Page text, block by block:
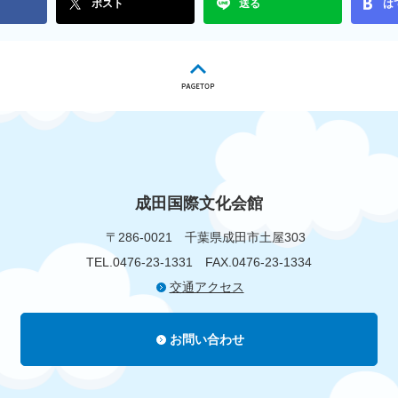
ポスト 送る は
成田国際文化会館
〒286-0021 千葉県成田市土屋303
TEL.0476-23-1331 FAX.0476-23-1334
交通アクセス
お問い合わせ